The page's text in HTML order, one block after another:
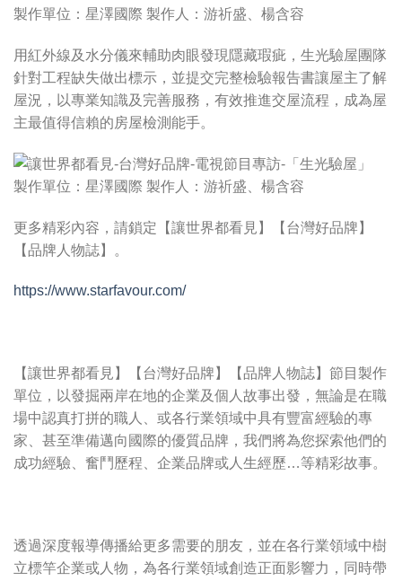
用紅外線及水分儀來輔助肉眼發現隱藏瑕疵，生光驗屋團隊
針對工程缺失做出標示，並提交完整檢驗報告書讓屋主了解
屋況，以專業知識及完善服務，有效推進交屋流程，成為屋
主最值得信賴的房屋檢測能手。
更多精彩內容，請鎖定【讓世界都看見】【台灣好品牌】
【品牌人物誌】。
https://www.starfavour.com/
【讓世界都看見】【台灣好品牌】【品牌人物誌】節目製作
單位，以發掘兩岸在地的企業及個人故事出發，無論是在職
場中認真打拼的職人、或各行業領域中具有豐富經驗的專
家、甚至準備邁向國際的優質品牌，我們將為您探索他們的
成功經驗、奮鬥歷程、企業品牌或人生經歷…等精彩故事。
透過深度報導傳播給更多需要的朋友，並在各行業領域中樹
立標竿企業或人物，為各行業領域創造正面影響力，同時帶